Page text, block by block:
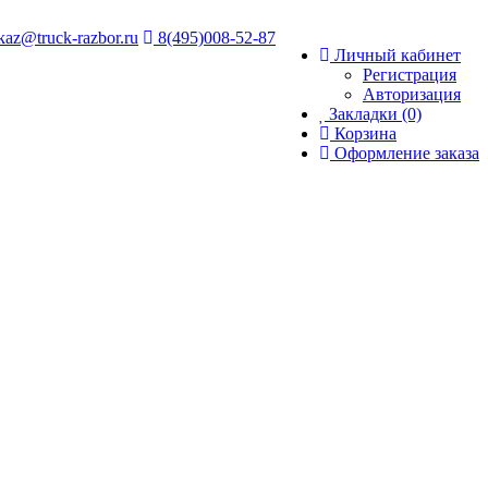
Личный кабинет
Регистрация
Авторизация
Закладки (0)
Корзина
Оформление заказа
razbor.ru 8(495)008-52-87